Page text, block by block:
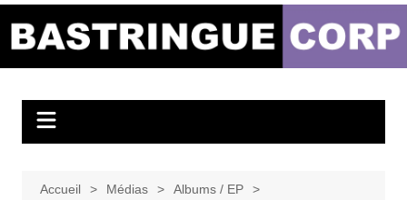
Bastringue Corp –
Musicales
Accueil Médias
Albums / EP